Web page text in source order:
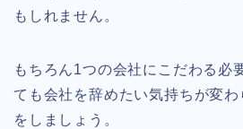
もしれません。
もちろん1つの会社にこだわる必
ても会社を辞めたい気持ちが変
をしましょう。